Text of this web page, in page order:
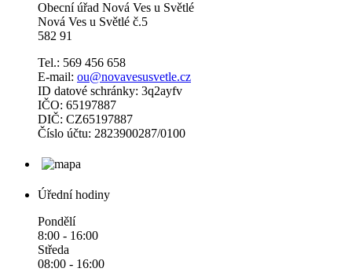
Obecní úřad Nová Ves u Světlé
Nová Ves u Světlé č.5
582 91
Tel.: 569 456 658
E-mail: ou@novavesusvetle.cz
ID datové schránky: 3q2ayfv
IČO: 65197887
DIČ: CZ65197887
Číslo účtu: 2823900287/0100
Úřední hodiny
Pondělí
8:00 - 16:00
Středa
08:00 - 16:00